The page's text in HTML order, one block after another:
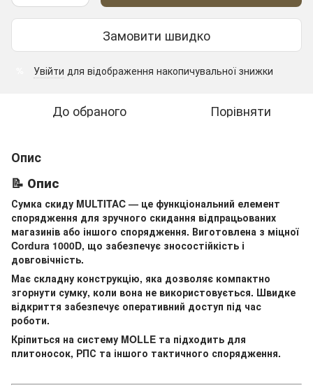
Замовити швидко
Увійти для відображення накопичувальної знижки
До обраного Порівняти
Опис
📝 Опис
Сумка скиду MULTITAC — це функціональний елемент
спорядження для зручного скидання відпрацьованих
магазинів або іншого спорядження. Виготовлена з міцної
Cordura 1000D, що забезпечує зносостійкість і
довговічність.
Має складну конструкцію, яка дозволяє компактно
згорнути сумку, коли вона не використовується. Швидке
відкриття забезпечує оперативний доступ під час
роботи.
Кріпиться на систему MOLLE та підходить для
плитоносок, РПС та іншого тактичного спорядження.